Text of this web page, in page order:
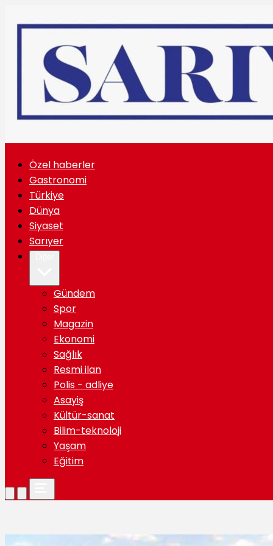
Özel haberler
Gastronomi
Türkiye
Dünya
Siyaset
Sarıyer
Gündem
Spor
Magazin
Ekonomi
Sağlık
Resmi ilan
Polis - adliye
Asayiş
Kültür-sanat
Bilim-teknoloji
Yaşam
Eğitim